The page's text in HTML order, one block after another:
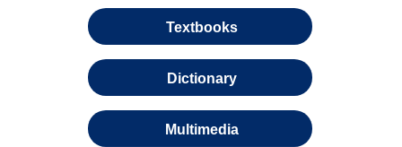
Textbooks
Dictionary
Multimedia